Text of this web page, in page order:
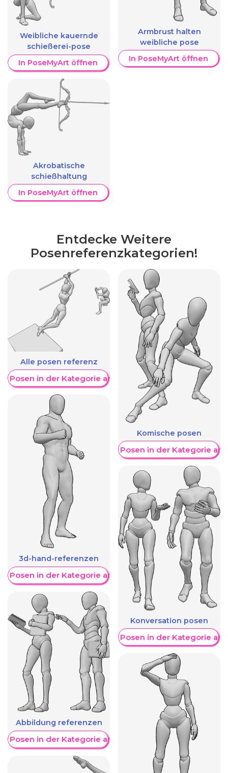
Weibliche kauernde
schießerei-pose
In PoseMyArt öffnen
Akrobatische
schießhaltung
In PoseMyArt öffnen
Armbrust halten
weibliche pose
In PoseMyArt öffnen
Entdecke Weitere
Posenreferenzkategorien!
Alle posen referenz
Posen in der Kategorie anzeigen
3d-hand-referenzen
Posen in der Kategorie anzeigen
Abbildung referenzen
Posen in der Kategorie anzeigen
Komische posen
Weitere Posen in der Kategorie
Konversation posen
Weitere Posen in der Kategorie